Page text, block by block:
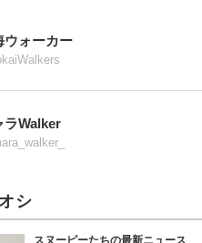
ウォーカー
ラWalker
シ
スヌーピーたちの最新ニュース